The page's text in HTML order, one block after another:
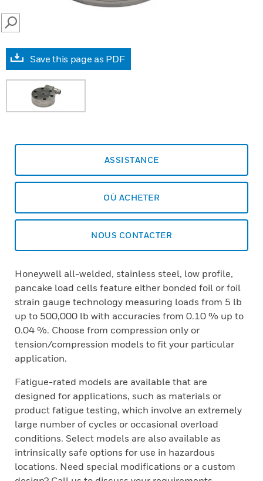
SEARCH
Save this page as PDF
ASSISTANCE
OÙ ACHETER
NOUS CONTACTER
Honeywell all-welded, stainless steel, low profile,
pancake load cells feature either bonded foil or foil
strain gauge technology measuring loads from 5 lb
up to 500,000 lb with accuracies from 0.10 % up to
0.04 %. Choose from compression only or
tension/compression models to fit your particular
application.
Fatigue-rated models are available that are
designed for applications, such as materials or
product fatigue testing, which involve an extremely
large number of cycles or occasional overload
conditions. Select models are also available as
intrinsically safe options for use in hazardous
locations. Need special modifications or a custom